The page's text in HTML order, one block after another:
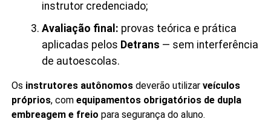
instrutor credenciado;
Avaliação final: provas teórica e prática
aplicadas pelos Detrans — sem interferência
de autoescolas.
Os instrutores autônomosdeverão utilizar veículos
próprios, com equipamentos obrigatórios de dupla
embreagem e freio para segurança do aluno.